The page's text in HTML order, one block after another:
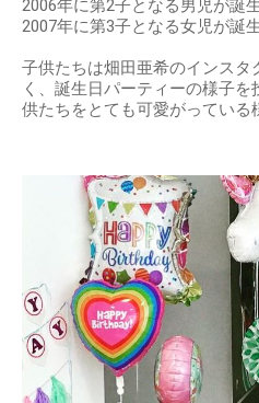
2006年に第2子となる男児が誕生
2007年に第3子となる女児が誕
子供たちは畑田亜希のインスタ
く、誕生日パーティーの様子
供たちをとても可愛がっている